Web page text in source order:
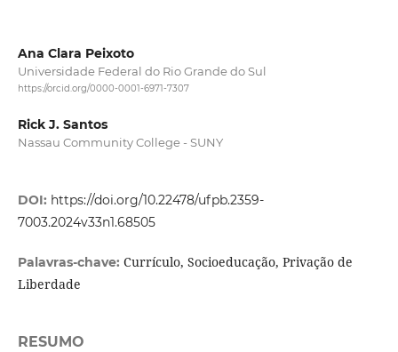
Ana Clara Peixoto
Universidade Federal do Rio Grande do Sul
https://orcid.org/0000-0001-6971-7307
Rick J. Santos
Nassau Community College - SUNY
DOI: https://doi.org/10.22478/ufpb.2359-
7003.2024v33n1.68505
Palavras-chave: Currículo, Socioeducação, Privação de
Liberdade
RESUMO